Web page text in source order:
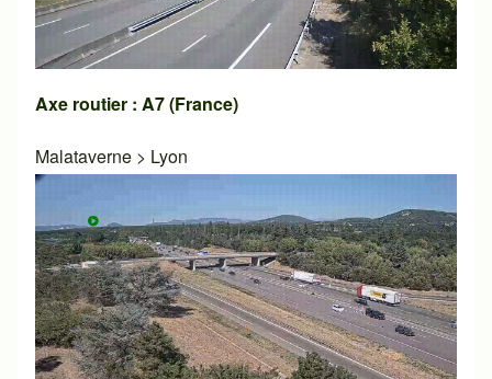
Axe routier : A7 (France)
Malataverne > Lyon